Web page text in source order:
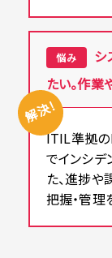
悩み
シ
たい。作
解決!
ITIL準拠の
でインシデ
た、進捗
把握・管理